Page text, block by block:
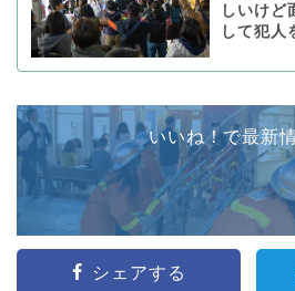
しいけど
して犯人
いいね！で最新
シェアする